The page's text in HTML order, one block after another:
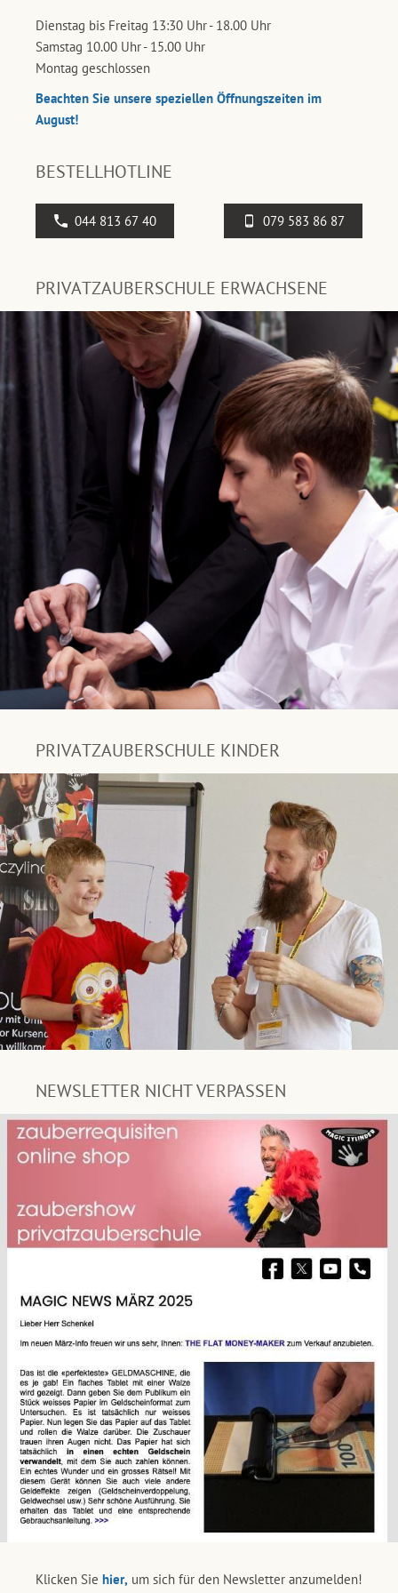
Dienstag bis Freitag 13:30 Uhr - 18.00 Uhr
Samstag 10.00 Uhr - 15.00 Uhr
Montag geschlossen
Beachten Sie unsere speziellen Öffnungszeiten im
August!
BESTELLHOTLINE
044 813 67 40 079 583 86 87
PRIVATZAUBERSCHULE ERWACHSENE
PRIVATZAUBERSCHULE KINDER
NEWSLETTER NICHT VERPASSEN
Klicken Sie hier, um sich für den Newsletter anzumelden!